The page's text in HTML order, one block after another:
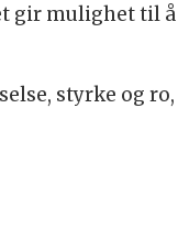
gir mulighet til
styrke og